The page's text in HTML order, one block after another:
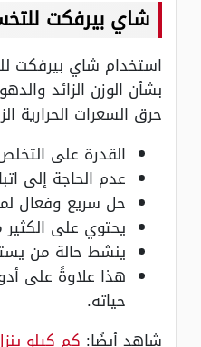
شاي بيرفكت
استخدام شاي بيرفكت
بشأن الوزن الزائد
حرق السعرات الحرارية
القدرة على
عدم الحاجة إلى
حل سريع وفعال
يحتوي على الكثير
ينشط حالة من
هذا علاوةً على
حياته.
شاهد أيضًا: كم كيلو